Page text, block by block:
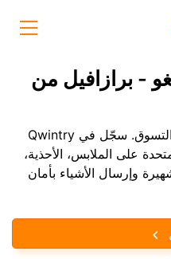
- برازافيل من
ابدأ بتوفير ما يصل إلى 60% عند التسوق. سجّل في Qwintry
على الملابس، الأحذية،
وإرسال الأشياء بأمان